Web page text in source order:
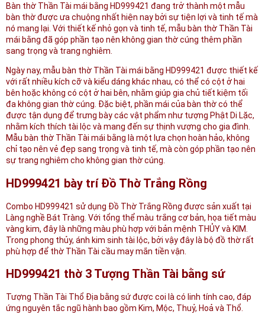
Bàn thờ Thần Tài mái bằng HD999421 đang trở thành một mẫu
bàn thờ được ưa chuộng nhất hiện nay bởi sự tiện lợi và tinh tế mà
nó mang lại. Với thiết kế nhỏ gọn và tinh tế, mẫu bàn thờ Thần Tài
mái bằng đã góp phần tạo nên không gian thờ cúng thêm phần
sang trọng và trang nghiêm.
Ngày nay, mẫu bàn thờ Thần Tài mái bằng HD999421 được thiết kế
với rất nhiều kích cỡ và kiểu dáng khác nhau, có thể có cột ở hai
bên hoặc không có cột ở hai bên, nhằm giúp gia chủ tiết kiệm tối
đa không gian thờ cúng. Đặc biệt, phần mái của bàn thờ có thể
được tận dụng để trưng bày các vật phẩm như tượng Phật Di Lặc,
nhằm kích thích tài lộc và mang đến sự thịnh vượng cho gia đình.
Mẫu bàn thờ Thần Tài mái bằng là một lựa chọn hoàn hảo, không
chỉ tạo nên vẻ đẹp sang trọng và tinh tế, mà còn góp phần tạo nên
sự trang nghiêm cho không gian thờ cúng.
HD999421 bày trí Đồ Thờ Trắng Rồng
Combo HD999421 sử dụng Đồ Thờ Trắng Rồng được sản xuất tại
Làng nghề Bát Tràng. Với tổng thể màu trắng cơ bản, họa tiết màu
vàng kim, đây là những màu phù hợp với bản mệnh THỦY và KIM.
Trong phong thủy, ánh kim sinh tài lộc, bởi vậy đây là bộ đồ thờ rất
phù hợp để thờ Thần Tài cầu may mắn tiền vận.
HD999421 thờ 3 Tượng Thần Tài bằng sứ
Tượng Thần Tài Thổ Địa bằng sứ được coi là có linh tính cao, đáp
ứng nguyên tắc ngũ hành bao gồm Kim, Mộc, Thuỷ, Hoả và Thổ.